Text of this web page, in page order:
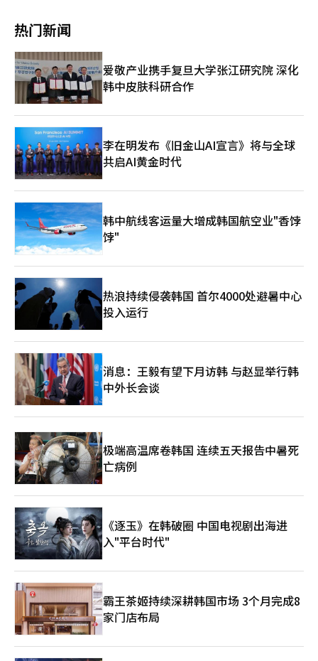
利率。 政府表示，将持续监测홈플러스事件对员工生计和合作企业
经人工智能（AI）系统翻译与编辑。
金。相反，后续储蓄银行必须在优先金融公司收回资金后，才能从
银行可能会面临较大损失。 金融监管机构认为，金融公司应通过
大股东会议进行应对，而不是急于回收资金。因为홈플러스的正常
化可能性尚未完全消失。如果新资金的筹集或大股东MBK
Partners与资金支持主体之间的协商取得进展，租赁店铺贷款的不
确定性也可能减少。国会正在讨论的《流通产业发展法》修订也可
能成为影响홈플러스营业恢复的变量。 如果金融公司各自开始执行
抵押权或回收债权，问题可能会加剧。如果店铺的拍卖同时进行，
房地产价值可能会下降，홈플러스的正常化也可能受到影响。因
此，监管机构认为需要共同应对，而不是个别回收。 不过，并非
所有租赁店铺贷款都存在风险。对于仅租用部分建筑的店铺，或房
地产基金、REITs同时持有其他优质资产的情况，贷款违约的可能
性相对较低。问题在于几乎完全依赖홈플러스租金的店铺。尤其是
储蓄银行已经因房地产项目融资的违约和逾期率上升而面临更大的
房地产相关贷款管理压力。 后续比重较大的储蓄银行对损失的可
能性最为敏感。储蓄银行与홈플러스 REITs相关的风险敞口约为后
元。金融界人士表示：“店铺的风险程度各不相同，但如果确认홈
플러스破产或租金中断，后续储蓄银行可能会面临损失。不过，由
于储蓄银行整体风险敞口规模不大，向整个行业的风险扩散可能性
有限。”※ 本报道经人工智能（AI）系统翻译与编辑。
스恢复程序启动后，约1年4个月内对合作企业提供了外销应收账款
担保贷款4兆8944亿韩元（4454件）到期延长、1223亿韩元
（2999件）还款延期及158亿韩元（93件）新资金支持。 金融委
员会事务处长申振昌呼吁银行界继续关注，确保通过进一步的到期
延长和还款延期，缓解中小合作企业的金融困难。 金融监督院将
持续运营홈플러스供货及入驻企业金融困难咨询中心，并与相关机
构的咨询窗口联动，强化一站式支持。 金融监管机构计划与跨政
府工作组联动，持续讨论额外支持方案。※ 本报道经人工智能
（AI）系统翻译与编辑。
热门新闻
爱敬产业携手复旦大学张江研究院 深化
韩中皮肤科研合作
李在明发布《旧金山AI宣言》将与全球
共启AI黄金时代
韩中航线客运量大增成韩国航空业"香饽
饽"
热浪持续侵袭韩国 首尔4000处避暑中心
投入运行
消息：王毅有望下月访韩 与赵显举行韩
中外长会谈
极端高温席卷韩国 连续五天报告中暑死
亡病例
《逐玉》在韩破圈 中国电视剧出海进
入"平台时代"
霸王茶姬持续深耕韩国市场 3个月完成8
家门店布局